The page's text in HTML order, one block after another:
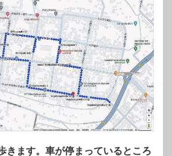
きます。車が停まっているところ